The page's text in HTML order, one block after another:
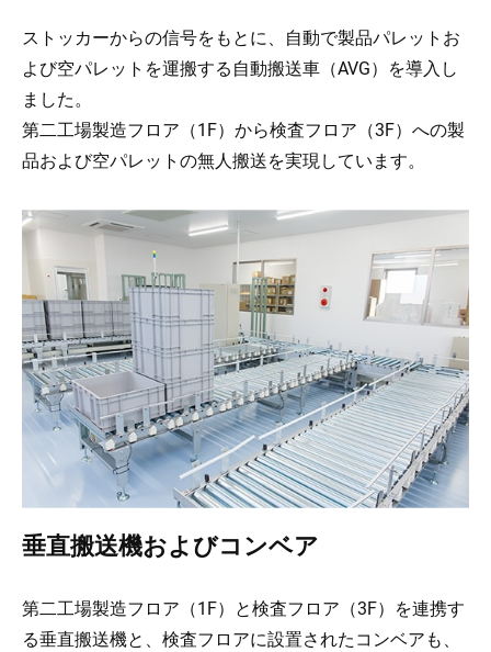
ストッカーからの信号をもとに、自動で製品パレットお
よび空パレットを運搬する自動搬送車（AVG）を導入し
ました。
第二工場製造フロア（1F）から検査フロア（3F）への製
品および空パレットの無人搬送を実現しています。
垂直搬送機およびコンベア
第二工場製造フロア（1F）と検査フロア（3F）を連携す
る垂直搬送機と、検査フロアに設置されたコンベアも、